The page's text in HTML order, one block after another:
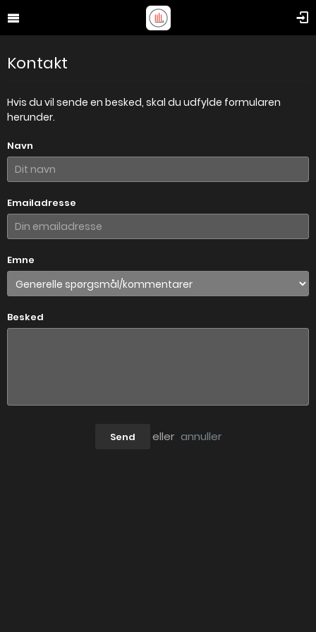
Kontakt
Hvis du vil sende en besked, skal du udfylde formularen
herunder.
Navn
Emailadresse
Emne
Besked
Send eller annuller